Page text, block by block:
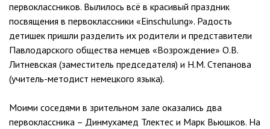
первоклассников. Вылилось всё в красивый праздник
посвящения в первоклассники «Einschulung». Радость
детишек пришли разделить их родители и представители
Павлодарского общества немцев «Возрождение» О.В.
Литневская (заместитель председателя) и Н.М. Степанова
(учитель-методист немецкого языка).
Моими соседями в зрительном зале оказались два
первоклассника – Динмухамед Тлектес и Марк Вьюшков. На